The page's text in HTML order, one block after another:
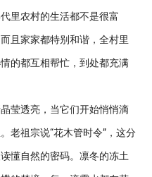
里农村的生活都不是很富
且家家都特别和谐，全村里
的都互相帮忙，到处都充满
透亮，当它们开始悄悄滴
老祖宗说“花木管时令”，这分
懂自然的密码。凛冬的冻土